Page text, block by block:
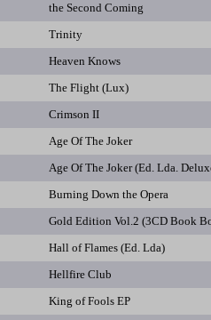
the Second Coming
Trinity
Heaven Knows
The Flight (Lux)
Crimson II
Age Of The Joker
Age Of The Joker (Ed. Lda.
Burning Down the Opera
Gold Edition Vol.2 (3CD Book
Hall of Flames (Ed. Lda)
Hellfire Club
King of Fools EP